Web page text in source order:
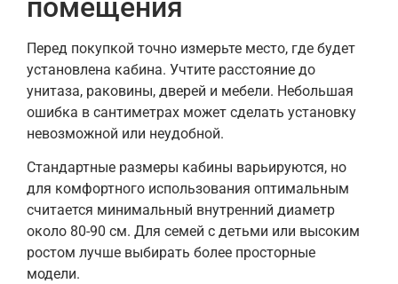
помещения
Перед покупкой точно измерьте место, где будет
установлена кабина. Учтите расстояние до
унитаза, раковины, дверей и мебели. Небольшая
ошибка в сантиметрах может сделать установку
невозможной или неудобной.
Стандартные размеры кабины варьируются, но
для комфортного использования оптимальным
считается минимальный внутренний диаметр
около 80-90 см. Для семей с детьми или высоким
ростом лучше выбирать более просторные
модели.